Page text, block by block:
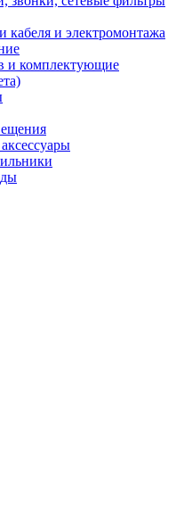
кабеля и электромонтажа
и комплектующие